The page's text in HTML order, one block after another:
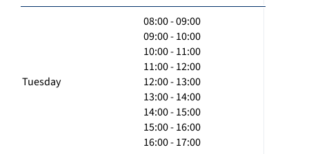
Tuesday
08:00 - 09:00
09:00 - 10:00
10:00 - 11:00
11:00 - 12:00
12:00 - 13:00
13:00 - 14:00
14:00 - 15:00
15:00 - 16:00
16:00 - 17:00